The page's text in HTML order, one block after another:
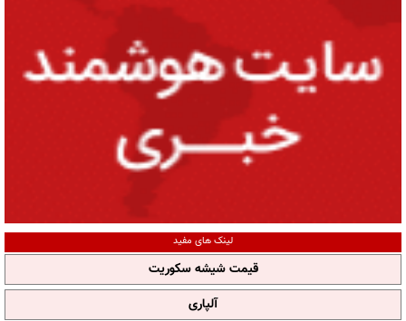
لینک های مفید
قیمت شیشه سکوریت
آلپاری